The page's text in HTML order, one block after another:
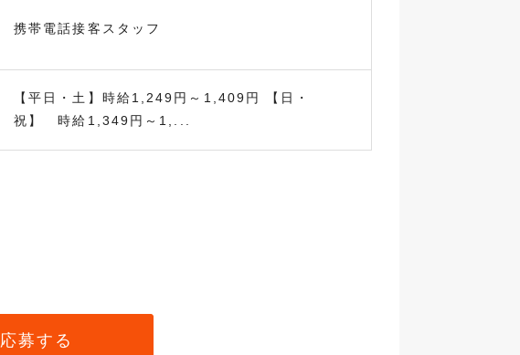
携帯電話接客スタッフ
【平日・土】時給1,249円～1,409円 【日・
祝】 時給1,349円～1,...
応募する